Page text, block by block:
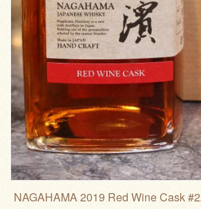
NAGAHAMA 2019 Red Wine Cask